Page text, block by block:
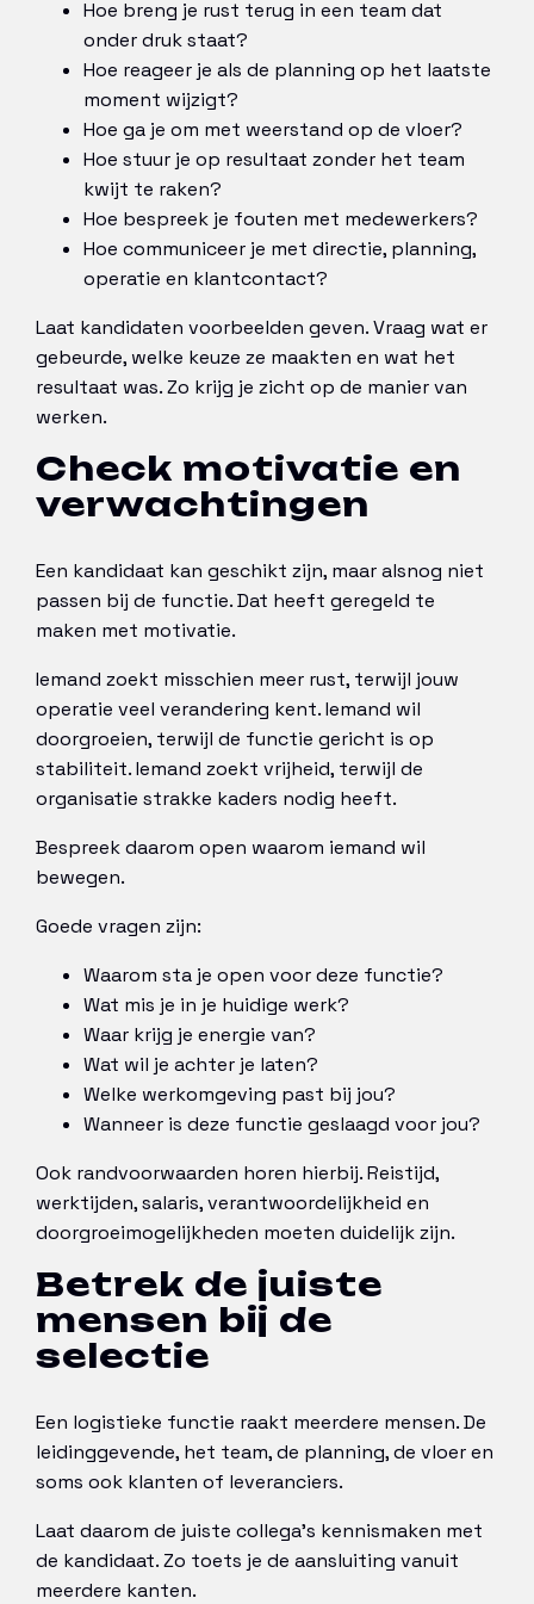
Hoe breng je rust terug in een team dat
onder druk staat?
Hoe reageer je als de planning op het laatste
moment wijzigt?
Hoe ga je om met weerstand op de vloer?
Hoe stuur je op resultaat zonder het team
kwijt te raken?
Hoe bespreek je fouten met medewerkers?
Hoe communiceer je met directie, planning,
operatie en klantcontact?
Laat kandidaten voorbeelden geven. Vraag wat er
gebeurde, welke keuze ze maakten en wat het
resultaat was. Zo krijg je zicht op de manier van
werken.
Check motivatie en
verwachtingen
Een kandidaat kan geschikt zijn, maar alsnog niet
passen bij de functie. Dat heeft geregeld te
maken met motivatie.
Iemand zoekt misschien meer rust, terwijl jouw
operatie veel verandering kent. Iemand wil
doorgroeien, terwijl de functie gericht is op
stabiliteit. Iemand zoekt vrijheid, terwijl de
organisatie strakke kaders nodig heeft.
Bespreek daarom open waarom iemand wil
bewegen.
Goede vragen zijn:
Waarom sta je open voor deze functie?
Wat mis je in je huidige werk?
Waar krijg je energie van?
Wat wil je achter je laten?
Welke werkomgeving past bij jou?
Wanneer is deze functie geslaagd voor jou?
Ook randvoorwaarden horen hierbij. Reistijd,
werktijden, salaris, verantwoordelijkheid en
doorgroeimogelijkheden moeten duidelijk zijn.
Betrek de juiste
mensen bij de
selectie
Een logistieke functie raakt meerdere mensen. De
leidinggevende, het team, de planning, de vloer en
soms ook klanten of leveranciers.
Laat daarom de juiste collega’s kennismaken met
de kandidaat. Zo toets je de aansluiting vanuit
meerdere kanten.